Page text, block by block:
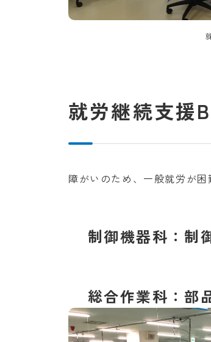
就労継続支援
障がいのため、一般就労が
制御機器科：制
総合作業科：部